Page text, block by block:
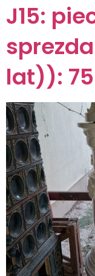
J15:
lat)):